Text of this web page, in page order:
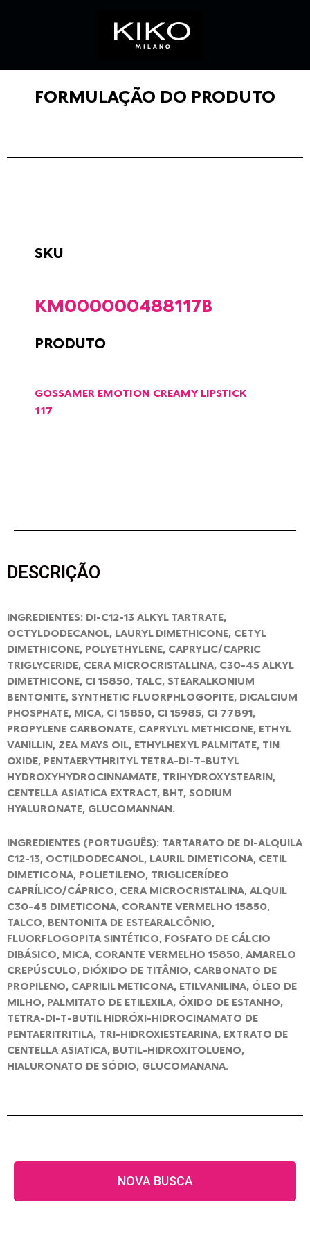
FORMULAÇÃO DO PRODUTO
SKU
KM000000488117B
PRODUTO
GOSSAMER EMOTION CREAMY LIPSTICK
117
DESCRIÇÃO
INGREDIENTES: DI-C12-13 ALKYL TARTRATE,
OCTYLDODECANOL, LAURYL DIMETHICONE, CETYL
DIMETHICONE, POLYETHYLENE, CAPRYLIC/CAPRIC
TRIGLYCERIDE, CERA MICROCRISTALLINA, C30-45 ALKYL
DIMETHICONE, CI 15850, TALC, STEARALKONIUM
BENTONITE, SYNTHETIC FLUORPHLOGOPITE, DICALCIUM
PHOSPHATE, MICA, CI 15850, CI 15985, CI 77891,
PROPYLENE CARBONATE, CAPRYLYL METHICONE, ETHYL
VANILLIN, ZEA MAYS OIL, ETHYLHEXYL PALMITATE, TIN
OXIDE, PENTAERYTHRITYL TETRA-DI-T-BUTYL
HYDROXYHYDROCINNAMATE, TRIHYDROXYSTEARIN,
CENTELLA ASIATICA EXTRACT, BHT, SODIUM
HYALURONATE, GLUCOMANNAN.
INGREDIENTES (PORTUGUÊS): TARTARATO DE DI-ALQUILA
C12-13, OCTILDODECANOL, LAURIL DIMETICONA, CETIL
DIMETICONA, POLIETILENO, TRIGLICERÍDEO
CAPRÍLICO/CÁPRICO, CERA MICROCRISTALINA, ALQUIL
C30-45 DIMETICONA, CORANTE VERMELHO 15850,
TALCO, BENTONITA DE ESTEARALCÔNIO,
FLUORFLOGOPITA SINTÉTICO, FOSFATO DE CÁLCIO
DIBÁSICO, MICA, CORANTE VERMELHO 15850, AMARELO
CREPÚSCULO, DIÓXIDO DE TITÂNIO, CARBONATO DE
PROPILENO, CAPRILIL METICONA, ETILVANILINA, ÓLEO DE
MILHO, PALMITATO DE ETILEXILA, ÓXIDO DE ESTANHO,
TETRA-DI-T-BUTIL HIDRÓXI-HIDROCINAMATO DE
PENTAERITRITILA, TRI-HIDROXIESTEARINA, EXTRATO DE
CENTELLA ASIATICA, BUTIL-HIDROXITOLUENO,
HIALURONATO DE SÓDIO, GLUCOMANANA.
NOVA BUSCA